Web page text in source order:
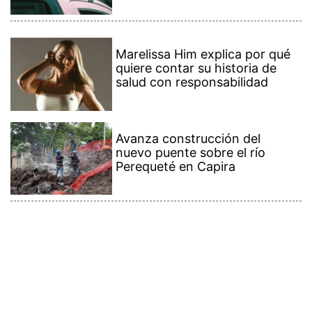
Marelissa Him explica por qué
quiere contar su historia de
salud con responsabilidad
Avanza construcción del
nuevo puente sobre el río
Perequeté en Capira